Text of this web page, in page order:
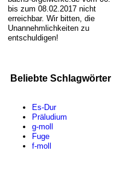
bis zum 08.02.2017 nicht
erreichbar. Wir bitten, die
Unannehmlichkeiten zu
entschuldigen!
Beliebte Schlagwörter
Es-Dur
Präludium
g-moll
Fuge
f-moll